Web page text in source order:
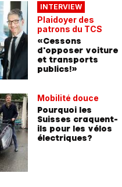
INTERVIEW
Plaidoyer des
patrons du TCS
«Cessons
d'opposer voiture
et transports
publics!»
Mobilité douce
Pourquoi les
Suisses craquent-
ils pour les vélos
électriques?